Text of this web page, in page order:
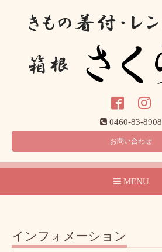
0460-83-8908
お問い合わせ
MENU
インフォメーション